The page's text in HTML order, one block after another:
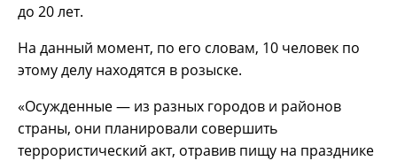
до 20 лет.
На данный момент, по его словам, 10 человек по
этому делу находятся в розыске.
«Осужденные — из разных городов и районов
страны, они планировали совершить
террористический акт, отравив пищу на празднике